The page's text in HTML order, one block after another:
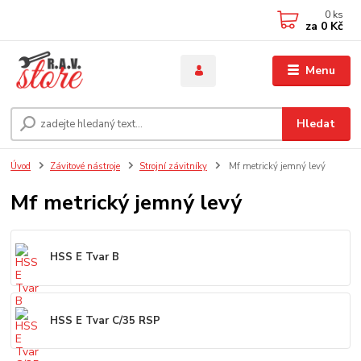
Menu
Hledat
0 ks
za 0 Kč
Úvod Závitové nástroje Strojní závitníky Mf metrický jemný levý
Mf metrický jemný levý
HSS E Tvar B
HSS E Tvar C/35 RSP